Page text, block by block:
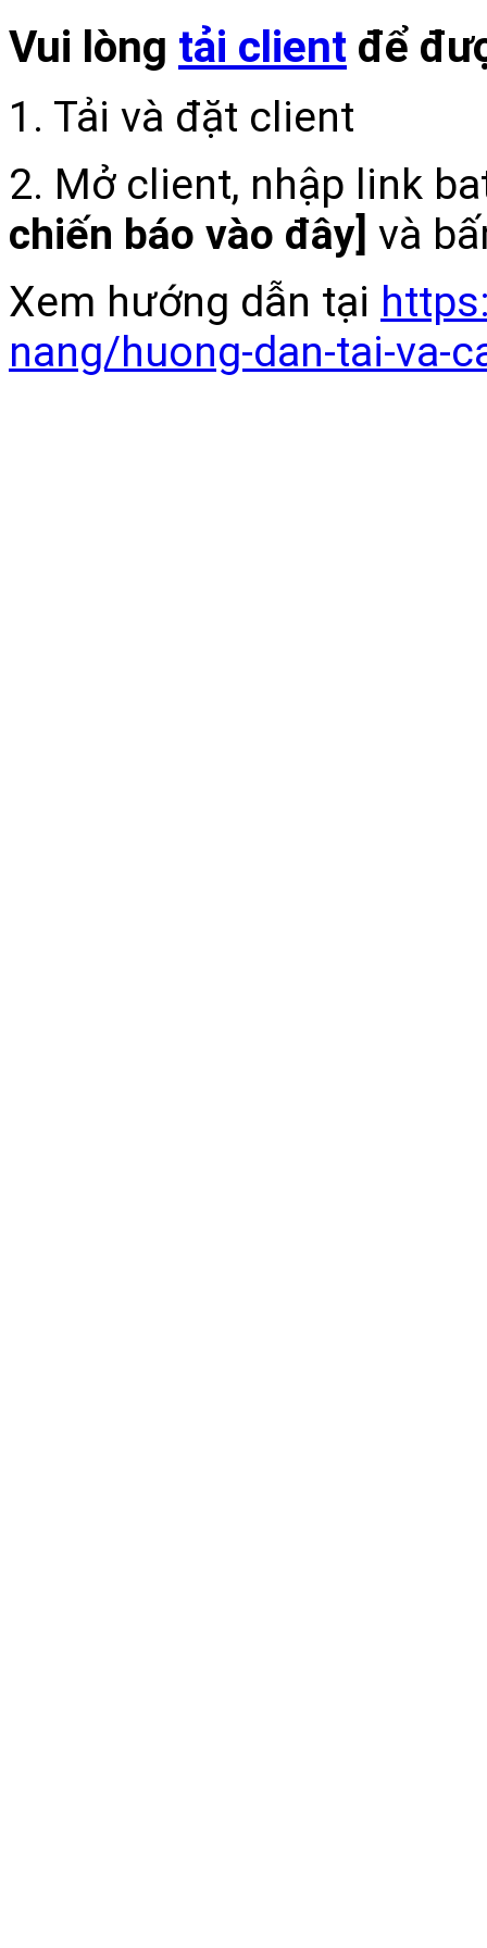
Vui lòng tải client để
1. Tải và đặt client
2. Mở client, nhập link
chiến báo vào đây] và
Xem hướng dẫn tại
nang/huong-dan-tai-va-